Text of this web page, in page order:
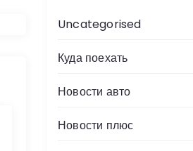
Uncategorised
Куда поехать
Новости авто
Новости плюс